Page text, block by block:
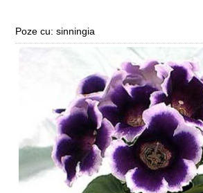
Poze cu: sinningia